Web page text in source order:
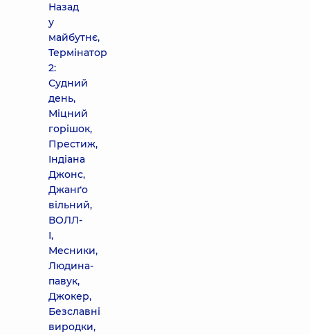
Назад
у
майбутнє,
Термінатор
2:
Судний
день,
Міцний
горішок,
Престиж,
Індіана
Джонс,
Джанґо
вільний,
ВОЛЛ-
І,
Месники,
Людина-
павук,
Джокер,
Безславні
виродки,